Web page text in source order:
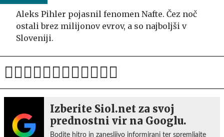
Aleks Pihler pojasnil fenomen Nafte. Čez noč
ostali brez milijonov evrov, a so najboljši v
Sloveniji.
Izberite Siol.net za svoj
prednostni vir na Googlu.
Bodite hitro in zanesljivo informirani ter spremljajte